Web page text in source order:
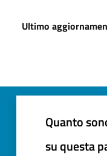
Ultimo
Quanto
su questa